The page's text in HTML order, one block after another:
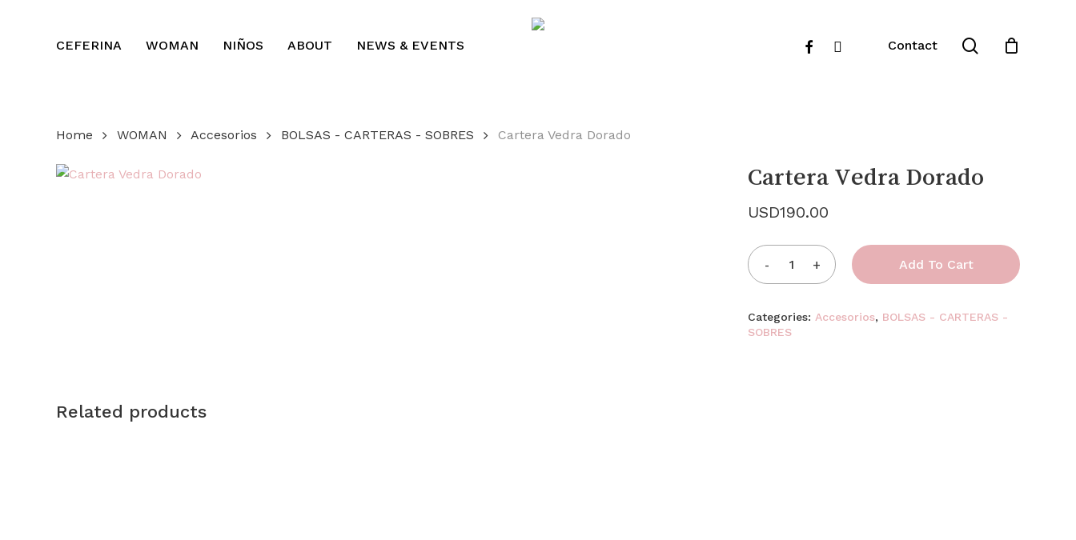
CEFERINA WOMAN NIÑOS ABOUT NEWS & EVENTS Contact search
facebookinstagram
Home WOMAN Accesorios BOLSAS - CARTERAS - SOBRES Cartera Vedra Dorado
Cartera Vedra Dorado
USD190.00
Add To Cart
Categories: Accesorios, BOLSAS - CARTERAS -
SOBRES
Related products